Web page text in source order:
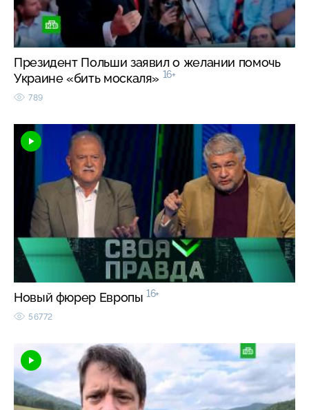
Президент Польши заявил о желании помочь
Украине «бить москаля» 16+
789
Новый фюрер Европы 16+
56772